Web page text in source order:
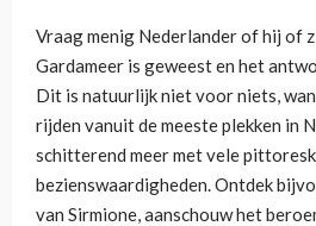
Vraag menig Nederlander of hij of
Gardameer is geweest en het
Dit is natuurlijk niet voor niets,
rijden vanuit de meeste plekken in
schitterend meer met vele
bezienswaardigheden. Ontdek
van Sirmione, aanschouw het